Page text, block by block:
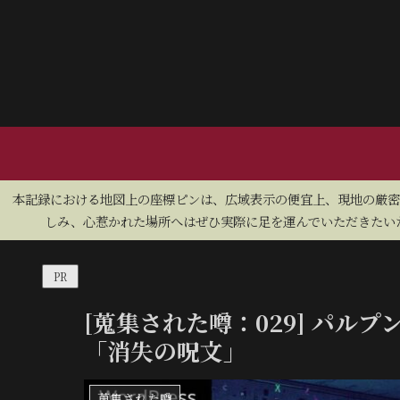
本記録における地図上の座標ピンは、広域表示の便宜上、現地の厳
しみ、心惹かれた場所へはぜひ実際に足を運んでいただきた
PR
[蒐集された噂：029] パルプ
「消失の呪文」